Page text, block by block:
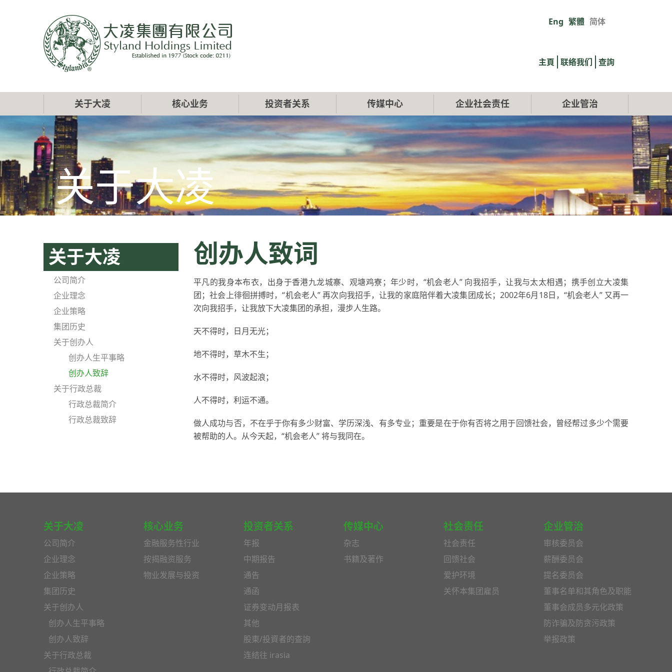
Eng 繁體 简体
links
主頁 联络我们 查詢
Main
navigation
关于大凌 核心业务 投资者关系 传媒中心 企业社会责任 企业管治
关于大凌
关于大凌
公司简介
企业理念
企业策略
集团历史
关于创办人
创办人生平事略
创办人致辞
关于行政总裁
行政总裁简介
行政总裁致辞
创办人致词
平凡的我身本布衣，出身于香港九龙城寨、观塘鸡寮；年少时，“机会老人” 向我招手，让我与太太相遇；携手创立大凌集
团；社会上徘徊拼搏时，“机会老人” 再次向我招手，让我的家庭陪伴着大凌集团成长；2002年6月18日，“机会老人” 又再一
次向我招手，让我放下大凌集团的承担，漫步人生路。
天不得时，日月无光；
地不得时，草木不生；
水不得时，风波起浪；
人不得时，利运不通。
做人成功与否，不在乎于你有多少财富、学历深浅、有多专业；重要是在于你有否将之用于回馈社会，曾经帮过多少个需要
被帮助的人。从今天起，“机会老人” 将与我同在。
关于大凌
公司简介
企业理念
企业策略
集团历史
关于创办人
创办人生平事略
创办人致辞
关于行政总裁
核心业务
金融服务性行业
按揭融资服务
物业发展与投资
投资者关系
年报
中期报告
通告
通函
证券变动月报表
其他
股東/投資者的查詢
连结往 irasia
传媒中心
杂志
书籍及著作
社会责任
社会责任
回馈社会
爱护环境
关怀本集团雇员
企业管治
审核委员会
薪酬委员会
提名委员会
董事名单和其角色及职能
董事会成员多元化政策
防诈骗及防贪污政策
举报政策